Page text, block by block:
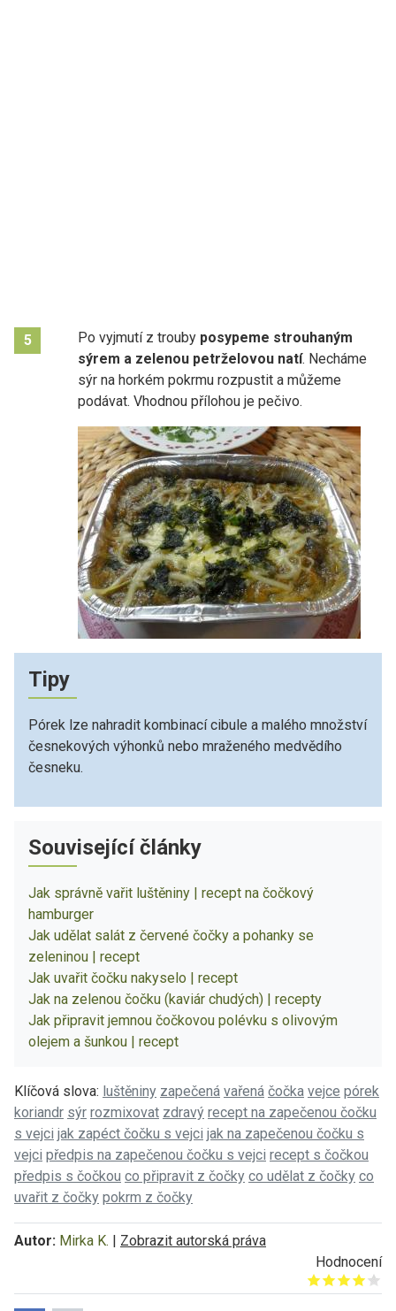
5 Po vyjmutí z trouby posypeme strouhaným
sýrem a zelenou petrželovou natí. Necháme
sýr na horkém pokrmu rozpustit a můžeme
podávat. Vhodnou přílohou je pečivo.
Tipy
Pórek lze nahradit kombinací cibule a malého množství
česnekových výhonků nebo mraženého medvědího
česneku.
Související články
Jak správně vařit luštěniny | recept na čočkový
hamburger
Jak udělat salát z červené čočky a pohanky se
zeleninou | recept
Jak uvařit čočku nakyselo | recept
Jak na zelenou čočku (kaviár chudých) | recepty
Jak připravit jemnou čočkovou polévku s olivovým
olejem a šunkou | recept
Klíčová slova: luštěniny zapečená vařená čočka vejce pórek
koriandr sýr rozmixovat zdravý recept na zapečenou čočku
s vejci jak zapéct čočku s vejci jak na zapečenou čočku s
vejci předpis na zapečenou čočku s vejci recept s čočkou
předpis s čočkou co připravit z čočky co udělat z čočky co
uvařit z čočky pokrm z čočky
Autor: Mirka K. | Zobrazit autorská práva
Hodnocení
Give it 1/5
Give it 2/5
Give it 3/5
Give it 4/5
Give it 5/5